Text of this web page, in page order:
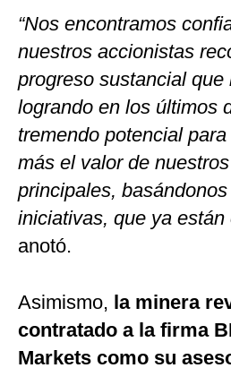
“Nos encontramos
nuestros accionistas
progreso sustancial que
logrando en los últimos
tremendo potencial
más el valor de
principales,
iniciativas, que ya están
anotó.
Asimismo, la minera
contratado a la firma
Markets como su